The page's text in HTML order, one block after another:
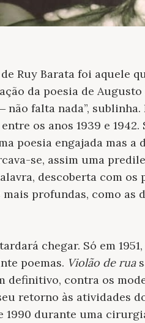
Ruy Barata foi aquele
da poesia de
não falta nada”,
os anos 1939 e
poesia engajada mas
se, assim uma
descoberta com os
profundas, como
chegar. Só em
poemas. Violão de rua
definitivo, contra os
retorno às atividades
1990 durante uma